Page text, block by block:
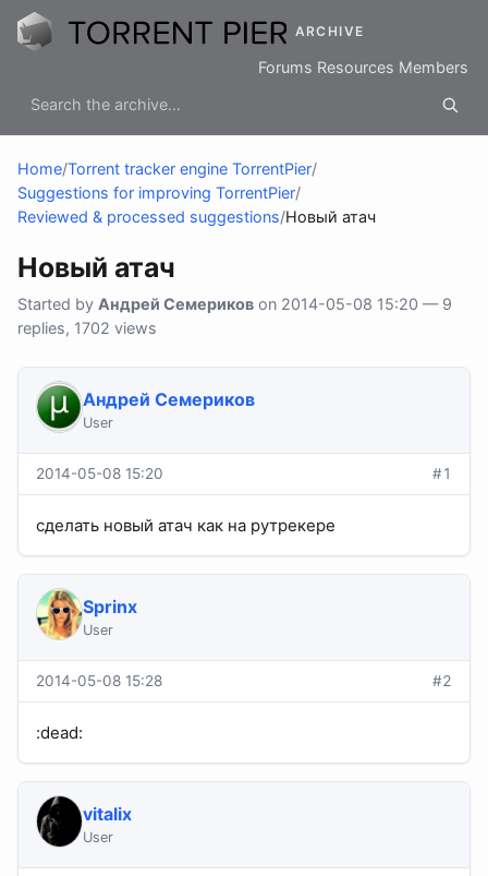
ARCHIVE
Forums Resources Members
Home/Torrent tracker engine TorrentPier/
Suggestions for improving TorrentPier/
Reviewed & processed suggestions/Новый атач
Новый атач
Started by Андрей Семериков on 2014-05-08 15:20 — 9
replies, 1702 views
Андрей Семериков
User
2014-05-08 15:20 #1
сделать новый атач как на рутрекере
Sprinx
User
2014-05-08 15:28 #2
:dead:
vitalix
User